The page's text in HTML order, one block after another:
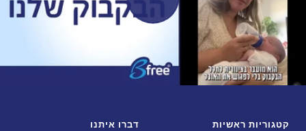
קטגוריות ראשיות דברו איתנו